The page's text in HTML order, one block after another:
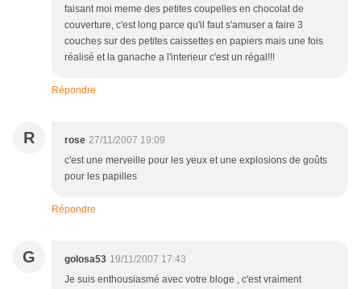
faisant moi meme des petites coupelles en chocolat de
couverture, c'est long parce qu'il faut s'amuser a faire 3
couches sur des petites caissettes en papiers mais une fois
réalisé et la ganache a l'interieur c'est un régal!!!
Répondre
R rose 27/11/2007 19:09
c'est une merveille pour les yeux et une explosions de goûts
pour les papilles
Répondre
G golosa53 19/11/2007 17:43
Je suis enthousiasmé avec votre bloge , c'est vraiment